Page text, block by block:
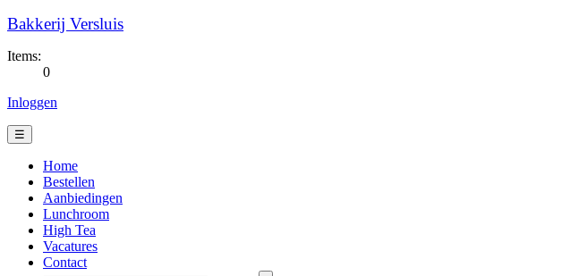
Bakkerij Versluis
Items:
0
Inloggen
☰
Home
Bestellen
Aanbiedingen
Lunchroom
High Tea
Vacatures
Contact